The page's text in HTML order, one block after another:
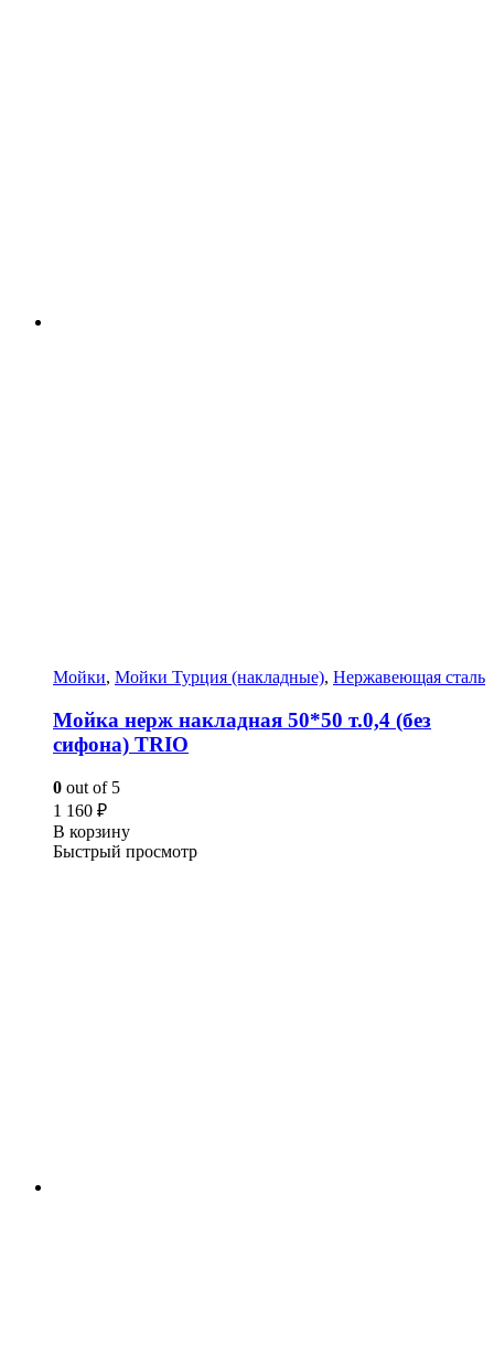
Мойки, Мойки Турция (накладные), Нержавеющая сталь
Мойка нерж накладная 50*50 т.0,4 (без
сифона) TRIO
0 out of 5
1 160 ₽
В корзину
Быстрый просмотр